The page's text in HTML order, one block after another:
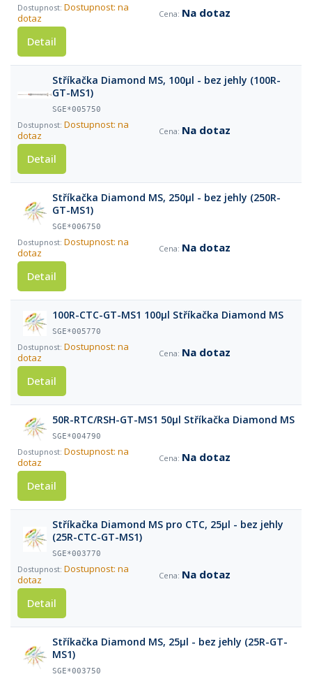
Dostupnost: na
dotaz
Na dotaz
Detail
Stříkačka Diamond MS, 100µl - bez jehly (100R-
GT-MS1)
SGE*005750
Dostupnost: na
dotaz
Na dotaz
Detail
Stříkačka Diamond MS, 250µl - bez jehly (250R-
GT-MS1)
SGE*006750
Dostupnost: na
dotaz
Na dotaz
Detail
100R-CTC-GT-MS1 100µl Stříkačka Diamond MS
SGE*005770
Dostupnost: na
dotaz
Na dotaz
Detail
50R-RTC/RSH-GT-MS1 50µl Stříkačka Diamond MS
SGE*004790
Dostupnost: na
dotaz
Na dotaz
Detail
Stříkačka Diamond MS pro CTC, 25µl - bez jehly
(25R-CTC-GT-MS1)
SGE*003770
Dostupnost: na
dotaz
Na dotaz
Detail
Stříkačka Diamond MS, 25µl - bez jehly (25R-GT-
MS1)
SGE*003750